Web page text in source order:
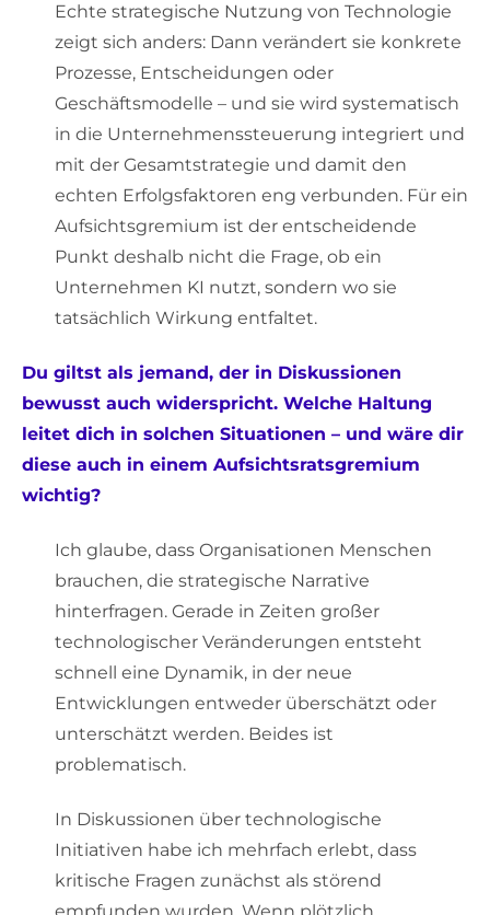
Echte strategische Nutzung von Technologie
zeigt sich anders: Dann verändert sie konkrete
Prozesse, Entscheidungen oder
Geschäftsmodelle – und sie wird systematisch
in die Unternehmenssteuerung integriert und
mit der Gesamtstrategie und damit den
echten Erfolgsfaktoren eng verbunden. Für ein
Aufsichtsgremium ist der entscheidende
Punkt deshalb nicht die Frage, ob ein
Unternehmen KI nutzt, sondern wo sie
tatsächlich Wirkung entfaltet.
Du giltst als jemand, der in Diskussionen
bewusst auch widerspricht. Welche Haltung
leitet dich in solchen Situationen – und wäre dir
diese auch in einem Aufsichtsratsgremium
wichtig?
Ich glaube, dass Organisationen Menschen
brauchen, die strategische Narrative
hinterfragen. Gerade in Zeiten großer
technologischer Veränderungen entsteht
schnell eine Dynamik, in der neue
Entwicklungen entweder überschätzt oder
unterschätzt werden. Beides ist
problematisch.
In Diskussionen über technologische
Initiativen habe ich mehrfach erlebt, dass
kritische Fragen zunächst als störend